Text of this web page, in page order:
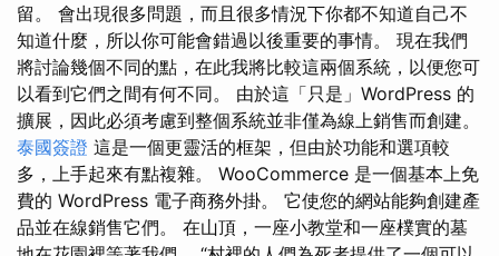
留。 會出現很多問題，而且很多情況下你都不知道自己不
知道什麼，所以你可能會錯過以後重要的事情。 現在我們
將討論幾個不同的點，在此我將比較這兩個系統，以便您可
以看到它們之間有何不同。 由於這「只是」WordPress 的
擴展，因此必須考慮到整個系統並非僅為線上銷售而創建。
泰國簽證 這是一個更靈活的框架，但由於功能和選項較
多，上手起來有點複雜。 WooCommerce 是一個基本上免
費的 WordPress 電子商務外掛。 它使您的網站能夠創建產
品並在線銷售它們。 在山頂，一座小教堂和一座樸實的墓